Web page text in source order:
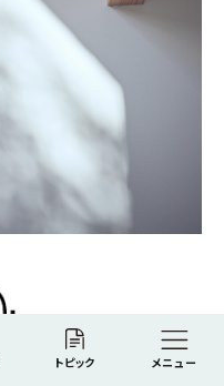
トピック メニュー